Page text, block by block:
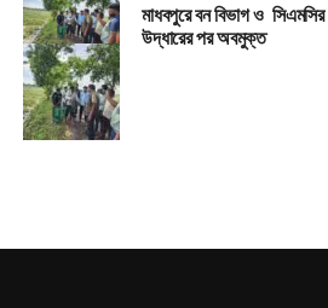
মাধবপুরে বন বিভাগ ও
উদ্ধারের পর অবমুক্ত